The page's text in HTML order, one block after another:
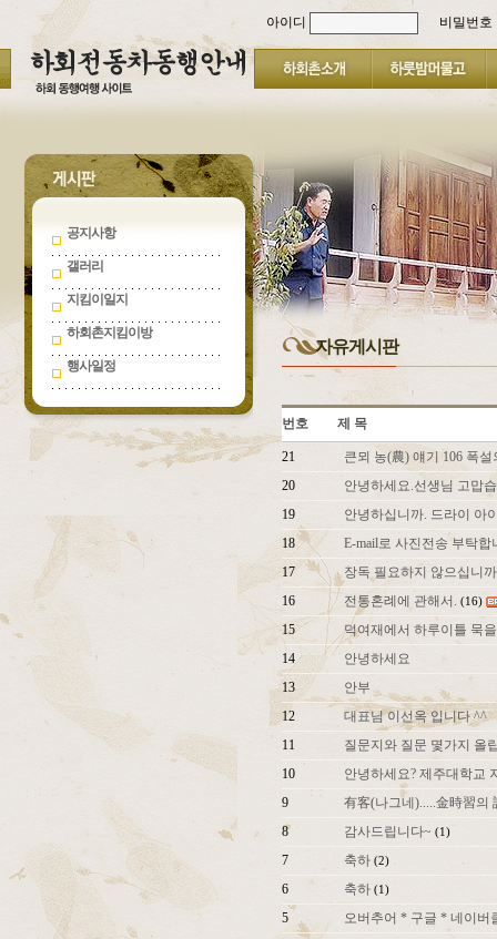
공지사항
갤러리
지킴이일지
하회촌지킴이방
행사일정
아이디 비밀번호
자유게시판
번호 제 목
21
큰뫼 농(農) 얘기 106 폭
20
안녕하세요.선생님 고맙
19
안녕하십니까. 드라이 아
18
E-mail로 사진전송 부탁합
17
장독 필요하지 않으십니
16
전통혼례에 관해서. (16)
15
덕여재에서 하루이틀 묵
14
안녕하세요
13
안부
12
대표님 이선옥 입니다 ^^
11
질문지와 질문 몇가지 올
10
안녕하세요? 제주대학
9
有客(나그네).....金時習
8
감사드립니다~ (1)
7 축하 (2)
6 축하 (1)
5
오버추어 * 구글 * 네이